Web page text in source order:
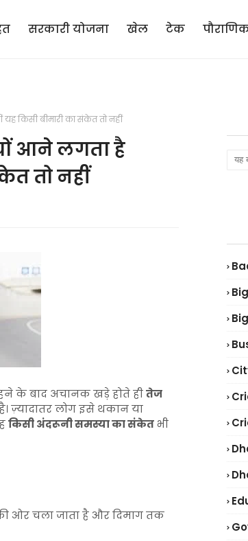
सरकारी योजना खेल टेक
किसी बीमारी का संकेत तो नहीं
आने लगता है
तो नहीं
के बाद अचानक खड़े होते हीतेज
ज़्यादातर लोग इसे थकान या
किसी अंदरूनी समस्या का संकेत भी
ओर चला जाता है और दिमाग तक